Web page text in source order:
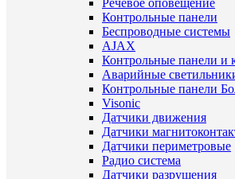
Речевое оповещение
Контрольные панели
Беспроводные системы
AJAX
Контрольные панели и
Аварийные
Контрольные панели
Visonic
Датчики движения
Датчики
Датчики периметровые
Радио система
Датчики разрушения